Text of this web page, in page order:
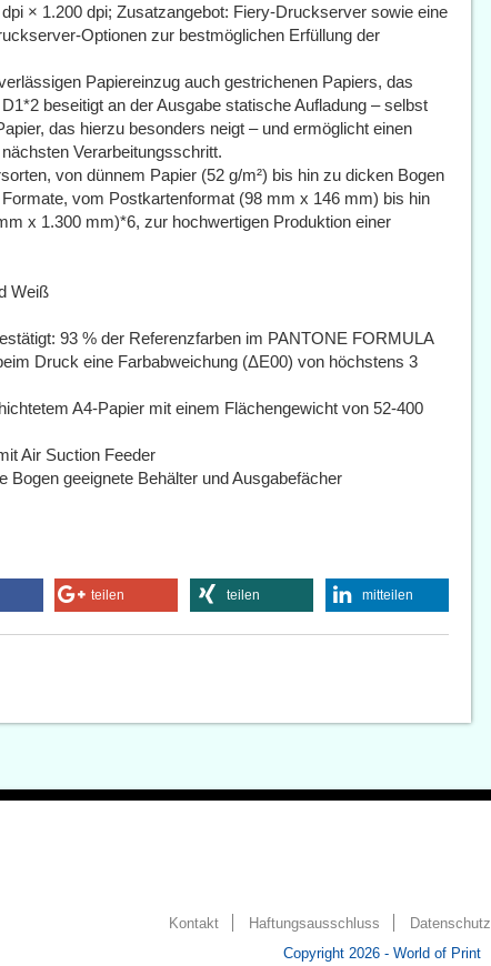
× 1.200 dpi; Zusatzangebot: Fiery-Druckserver sowie eine
Optionen zur bestmöglichen Erfüllung der
Papiereinzug auch gestrichenen Papiers, das
beseitigt an der Ausgabe statische Aufladung – selbst
das hierzu besonders neigt – und ermöglicht einen
Verarbeitungsschritt.
von dünnem Papier (52 g/m²) bis hin zu dicken Bogen
vom Postkartenformat (98 mm x 146 mm) bis hin
x 1.300 mm)*6, zur hochwertigen Produktion einer
Weiß
93 % der Referenzfarben im PANTONE FORMULA
Druck eine Farbabweichung (ΔE00) von höchstens 3
A4-Papier mit einem Flächengewicht von 52-400
Air Suction Feeder
Bogen geeignete Behälter und Ausgabefächer
teilen teilen mitteilen
Kontakt Haftungsausschluss Datenschutz
Copyright 2026 - World of Print